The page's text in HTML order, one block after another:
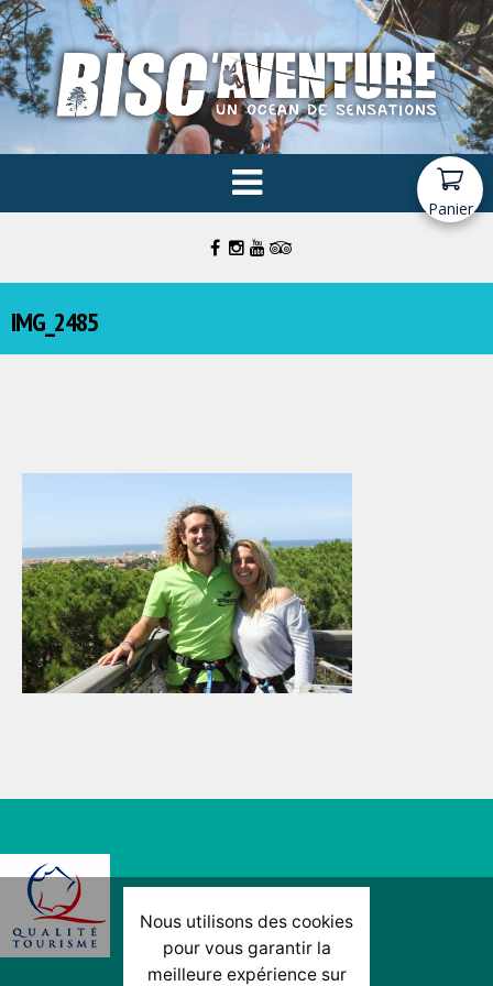
Panier
IMG_2485
Nous utilisons des cookies
pour vous garantir la
meilleure expérience sur